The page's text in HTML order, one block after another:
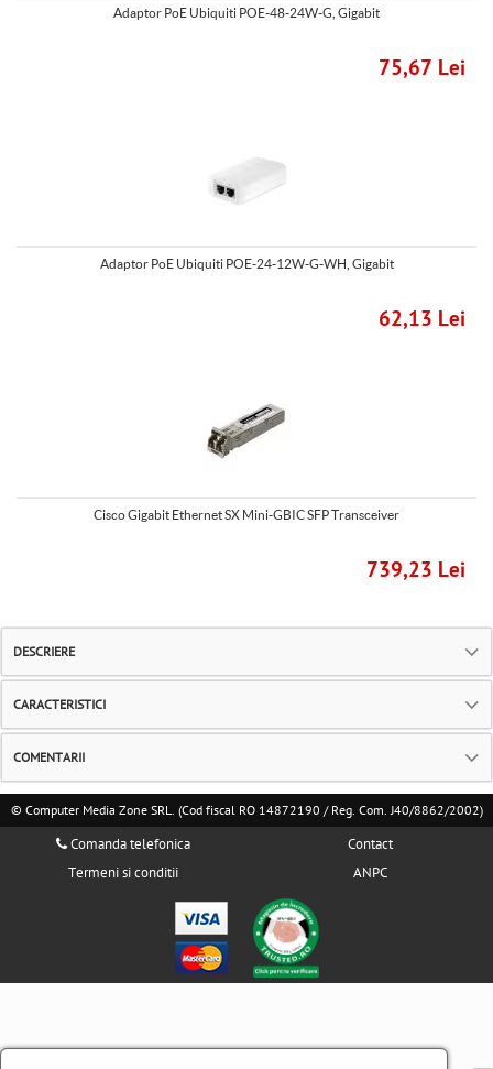
Adaptor PoE Ubiquiti POE-48-24W-G, Gigabit
75,67 Lei
Adaptor PoE Ubiquiti POE-24-12W-G-WH, Gigabit
62,13 Lei
Cisco Gigabit Ethernet SX Mini-GBIC SFP Transceiver
739,23 Lei
DESCRIERE
CARACTERISTICI
COMENTARII
© Computer Media Zone SRL. (Cod fiscal RO 14872190 / Reg. Com. J40/8862/2002)
Comanda telefonica
Termeni si conditii
Contact
ANPC